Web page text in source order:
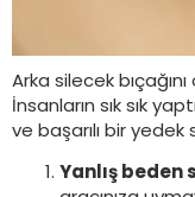
Arka silecek
İnsanların sık sık
ve başarılı bir
Yanlış beden